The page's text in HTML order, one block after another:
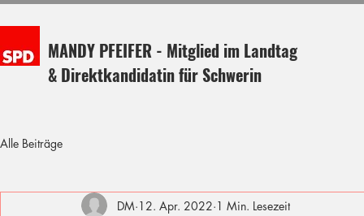
MANDY PFEIFER - Mitglied im Landtag
& Direktkandidatin für Schwerin
Alle Beiträge
DM 12. Apr. 2022 1 Min. Lesezeit